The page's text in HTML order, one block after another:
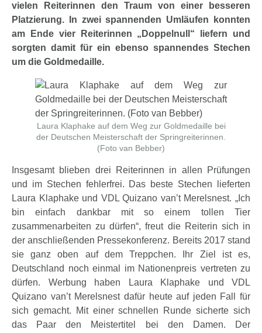
vielen Reiterinnen den Traum von einer besseren
Platzierung. In zwei spannenden Umläufen konnten
am Ende vier Reiterinnen „Doppelnull“ liefern und
sorgten damit für ein ebenso spannendes Stechen
um die Goldmedaille.
Laura Klaphake auf dem Weg zur Goldmedaille bei
der Deutschen Meisterschaft der Springreiterinnen.
(Foto van Bebber)
Insgesamt blieben drei Reiterinnen in allen Prüfungen
und im Stechen fehlerfrei. Das beste Stechen lieferten
Laura Klaphake und VDL Quizano van’t Merelsnest. „Ich
bin einfach dankbar mit so einem tollen Tier
zusammenarbeiten zu dürfen“, freut die Reiterin sich in
der anschließenden Pressekonferenz. Bereits 2017 stand
sie ganz oben auf dem Treppchen. Ihr Ziel ist es,
Deutschland noch einmal im Nationenpreis vertreten zu
dürfen. Werbung haben Laura Klaphake und VDL
Quizano van’t Merelsnest dafür heute auf jeden Fall für
sich gemacht. Mit einer schnellen Runde sicherte sich
das Paar den Meistertitel bei den Damen. Der